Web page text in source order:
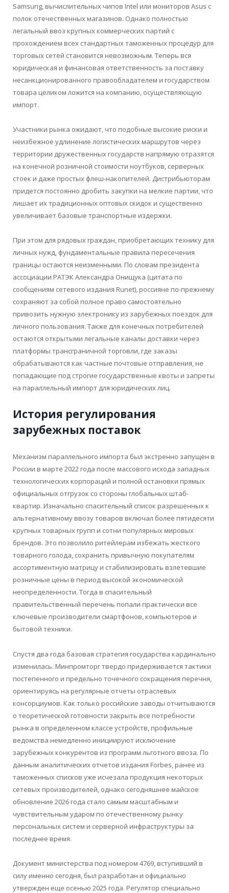
Samsung, вычислительных чипов Intel или мониторов Asus с
полок отечественных магазинов. Однако полностью
легальный ввоз крупных коммерческих партий с
прохождением всех стандартных таможенных процедур для
торговых сетей становится невозможным. Теперь вся
юридическая и финансовая ответственность за поставку
несанкционированного правообладателем и государством
товара целиком ложится на компанию, осуществляющую
импорт.
Участники рынка ожидают, что подобные высокие риски и
неизбежное удлинение логистических маршрутов через
территории дружественных государств напрямую отразятся
на конечной розничной стоимости ноутбуков, серверных
стоек и даже простых флеш-накопителей. Дистрибьюторам
придется постоянно дробить закупки на мелкие партии, что
лишает их традиционных оптовых скидок и существенно
увеличивает базовые транспортные издержки.
При этом для рядовых граждан, приобретающих технику для
личных нужд, фундаментальные правила пересечения
границы остаются неизменными. По словам президента
ассоциации РАТЭК Александра Онищука (цитата по
сообщениям сетевого издания Runet), россияне по-прежнему
сохраняют за собой полное право самостоятельно
привозить нужную электронику из зарубежных поездок для
личного пользования. Также для конечных потребителей
остаются открытыми легальные каналы доставки через
платформы трансграничной торговли, где заказы
обрабатываются как частные почтовые отправления, не
попадающие под строгие государственные квоты и запреты
на параллельный импорт для юридических лиц.
История регулирования
зарубежных поставок
Механизм параллельного импорта был экстренно запущен в
России в марте 2022 года после массового исхода западных
технологических корпораций и полной остановки прямых
официальных отгрузок со стороны глобальных штаб-
квартир. Изначально спасительный список разрешенных к
альтернативному ввозу товаров включал более пятидесяти
крупных товарных групп и сотни популярных мировых
брендов. Это позволило ритейлерам избежать жесткого
товарного голода, сохранить привычную покупателям
ассортиментную матрицу и стабилизировать взлетевшие
розничные цены в период высокой экономической
неопределенности. Тогда в спасительный
правительственный перечень попали практически все
ключевые производители смартфонов, компьютеров и
бытовой техники.
Спустя два года базовая стратегия государства кардинально
изменилась. Минпромторг твердо придерживается тактики
постепенного и предельно точечного сокращения перечня,
ориентируясь на регулярные отчеты отраслевых
консорциумов. Как только российские заводы отчитываются
о теоретической готовности закрыть все потребности
рынка в определенном классе устройств, профильные
ведомства немедленно инициируют исключение
зарубежных конкурентов из программ льготного ввоза. По
данным аналитических отчетов издания Forbes, ранее из
таможенных списков уже исчезала продукция некоторых
сетевых производителей, однако сегодняшнее майское
обновление 2026 года стало самым масштабным и
чувствительным ударом по отечественному рынку
персональных систем и серверной инфраструктуры за
последнее время.
Документ министерства под номером 4769, вступивший в
силу именно сегодня, был разработан и официально
утвержден еще осенью 2025 года. Регулятор специально